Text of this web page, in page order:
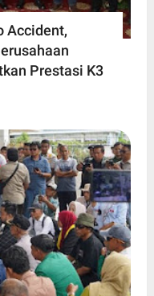
Accident,
Prestasi K3